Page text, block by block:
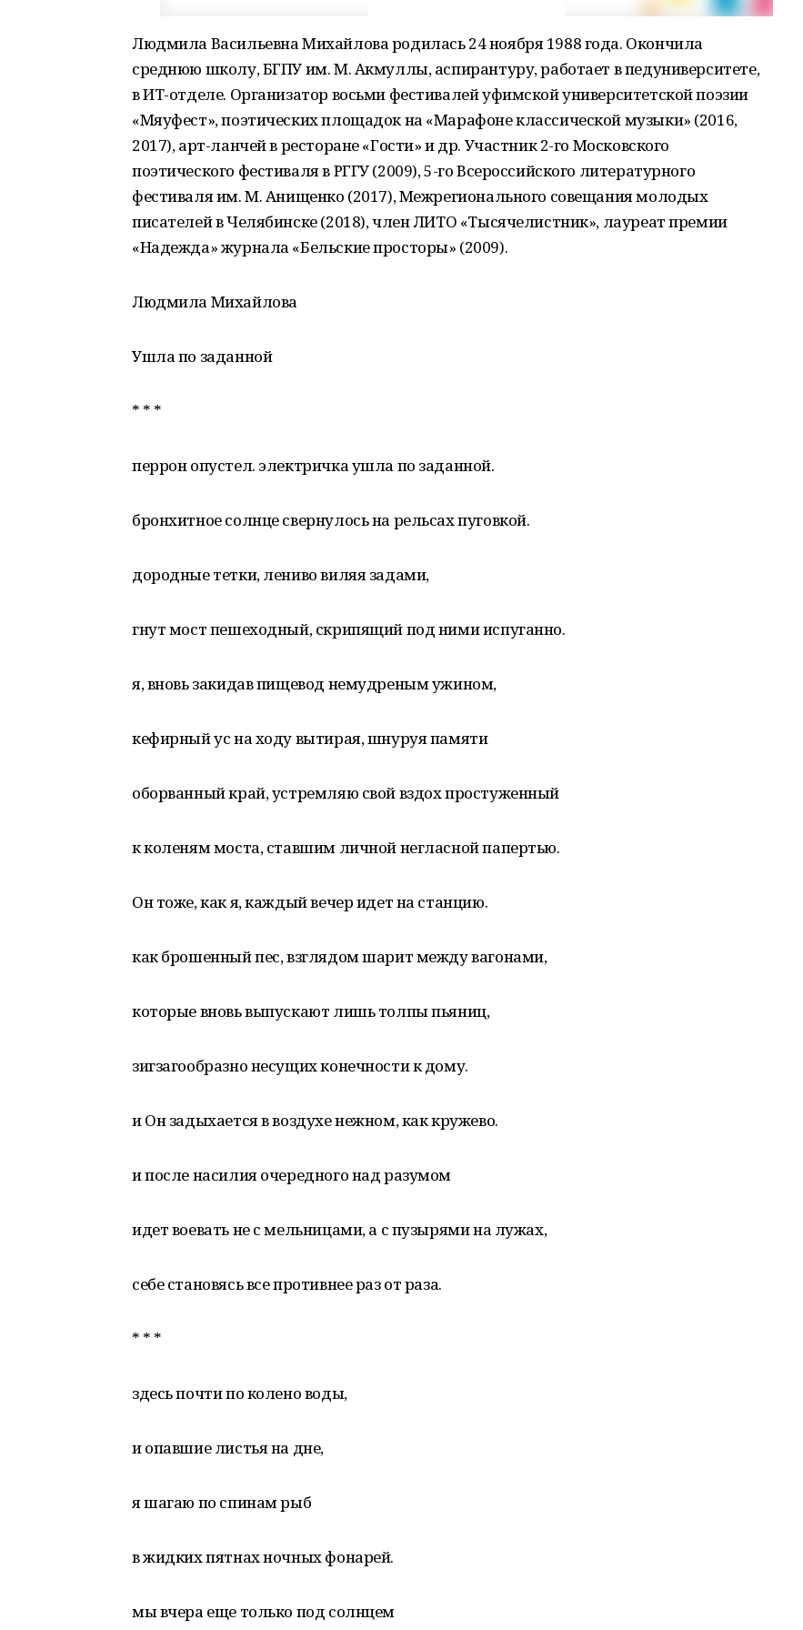
Людмила Васильевна Михайлова родилась 24 ноября 1988 года. Окончила
среднюю школу, БГПУ им. М. Акмуллы, аспирантуру, работает в педуниверситете,
в ИТ-отделе. Организатор восьми фестивалей уфимской университетской поэзии
«Мяуфест», поэтических площадок на «Марафоне классической музыки» (2016,
2017), арт-ланчей в ресторане «Гости» и др. Участник 2-го Московского
поэтического фестиваля в РГГУ (2009), 5-го Всероссийского литературного
фестиваля им. М. Анищенко (2017), Межрегионального совещания молодых
писателей в Челябинске (2018), член ЛИТО «Тысячелистник», лауреат премии
«Надежда» журнала «Бельские просторы» (2009).
Людмила Михайлова
Ушла по заданной
* * *
перрон опустел. электричка ушла по заданной.
бронхитное солнце свернулось на рельсах пуговкой.
дородные тетки, лениво виляя задами,
гнут мост пешеходный, скрипящий под ними испуганно.
я, вновь закидав пищевод немудреным ужином,
кефирный ус на ходу вытирая, шнуруя памяти
оборванный край, устремляю свой вздох простуженный
к коленям моста, ставшим личной негласной папертью.
Он тоже, как я, каждый вечер идет на станцию.
как брошенный пес, взглядом шарит между вагонами,
которые вновь выпускают лишь толпы пьяниц,
зигзагообразно несущих конечности к дому.
и Он задыхается в воздухе нежном, как кружево.
и после насилия очередного над разумом
идет воевать не с мельницами, а с пузырями на лужах,
себе становясь все противнее раз от раза.
* * *
здесь почти по колено воды,
и опавшие листья на дне,
я шагаю по спинам рыб
в жидких пятнах ночных фонарей.
мы вчера еще только под солнцем